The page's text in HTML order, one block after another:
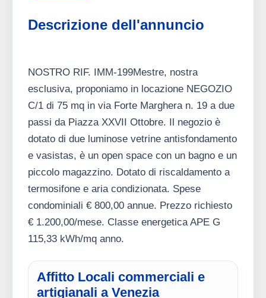
Descrizione dell'annuncio
NOSTRO RIF. IMM-199Mestre, nostra
esclusiva, proponiamo in locazione NEGOZIO
C/1 di 75 mq in via Forte Marghera n. 19 a due
passi da Piazza XXVII Ottobre. Il negozio è
dotato di due luminose vetrine antisfondamento
e vasistas, è un open space con un bagno e un
piccolo magazzino. Dotato di riscaldamento a
termosifone e aria condizionata. Spese
condominiali € 800,00 annue. Prezzo richiesto
€ 1.200,00/mese. Classe energetica APE G
115,33 kWh/mq anno.
Affitto Locali commerciali e
artigianali a Venezia